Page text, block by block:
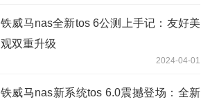
铁威马nas全新tos 6公测上手记：友好美
观双重升级
2024-04-01
铁威马nas新系统tos 6.0震撼登场：全新